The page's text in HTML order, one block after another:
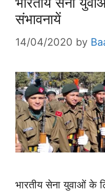
संभावनायें
14/04/2020 by
भारतीय सेना युवाओं के